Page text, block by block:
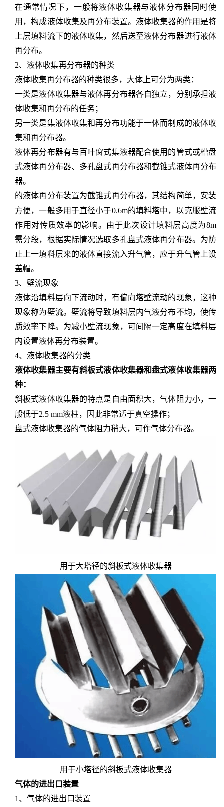
在通常情况下，一般将液体收集器与液体分布器同时使
用，构成液体收集及再分布装置。液体收集器的作用是将
上层填料流下的液体收集，然后送至液体分布器进行液体
再分布。
2、液体收集再分布器的种类
液体收集再分布器的种类很多，大体上可分为两类：
一类是液体收集器与液体再分布器各自独立，分别承担液
体收集和再分布的任务；
另一类是集液体收集和再分布功能于一体而制成的液体收
集和再分布器。
液体再分布器有与百叶窗式集液器配合使用的管式或槽盘
式液体再分布器、多孔盘式再分布器和截锥式液体再分布
器。
的液体再分布装置为截锥式再分布器，其结构简单，安装
方便，一般多用于直径小于0.6m的填料塔中，以克服壁流
作用对传质效率的影响。由于此次设计填料层高度为8m
需分段，根据实际情况选取多孔盘式液体再分布器。为防
止上一填料层来的液体直接流入升气管，应于升气管上设
盖帽。
3、壁流现象
液体沿填料层向下流动时，有偏向塔壁流动的现象，这种
现象称为壁流。壁流将导致填料层内气液分布不均，使传
质效率下降。为减小壁流现象，可间隔一定高度在填料层
内设置液体再分布装置。
4、液体收集器的分类
液体收集器主要有斜板式液体收集器和盘式液体收集器两
种：
斜板式液体收集器的特点是自由面积大，气体阻力小，一
般低于2.5 mm液柱，因此非常适于真空操作；
盘式液体收集器的气体阻力稍大，可作气体分布器。
用于大塔径的斜板式液体收集器
用于小塔径的斜板式液体收集器
气体的进出口装置
1、气体的进出口装置